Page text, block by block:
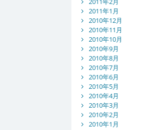
2011年1月
2010年12月
2010年11月
2010年10月
2010年9月
2010年8月
2010年7月
2010年6月
2010年5月
2010年4月
2010年3月
2010年2月
2010年1月